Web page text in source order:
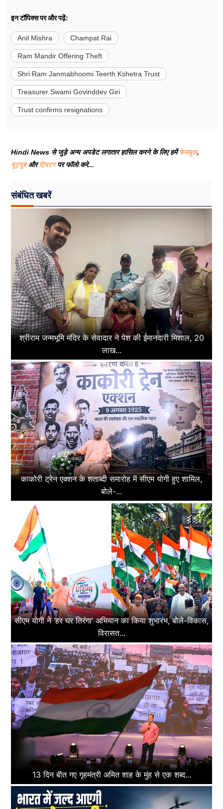
इन टॉपिक्स पर और पढ़ें:
Anil Mishra Champat Rai
Ram Mandir Offering Theft
Shri Ram Janmabhoomi Teerth Kshetra Trust
Treasurer Swami Govinddev Giri
Trust confirms resignations
Hindi News से जुड़े अन्य अपडेट लगातार हासिल करने के लिए हमेंफेसबुक,
यूट्यूबऔरट्विटरपर फॉलो करे...
संबंधित खबरें
श्रीराम जन्मभूमि मंदिर के सेवादार ने पेश की ईमानदारी मिशाल, 20
लाख...
काकोरी ट्रेन एक्शन के शताब्दी समारोह में सीएम योगी हुए शामिल,
बोले-...
सीएम योगी ने ‘हर घर तिरंगा’ अभियान का किया शुभारंभ, बोले-विकास,
विरासत...
13 दिन बीत गए गृहमंत्री अमित शाह के मुंह से एक शब्द...